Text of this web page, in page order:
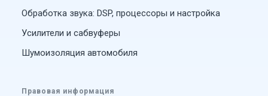
Обработка звука: DSP, процессоры и настройка
Усилители и сабвуферы
Шумоизоляция автомобиля
Правовая информация